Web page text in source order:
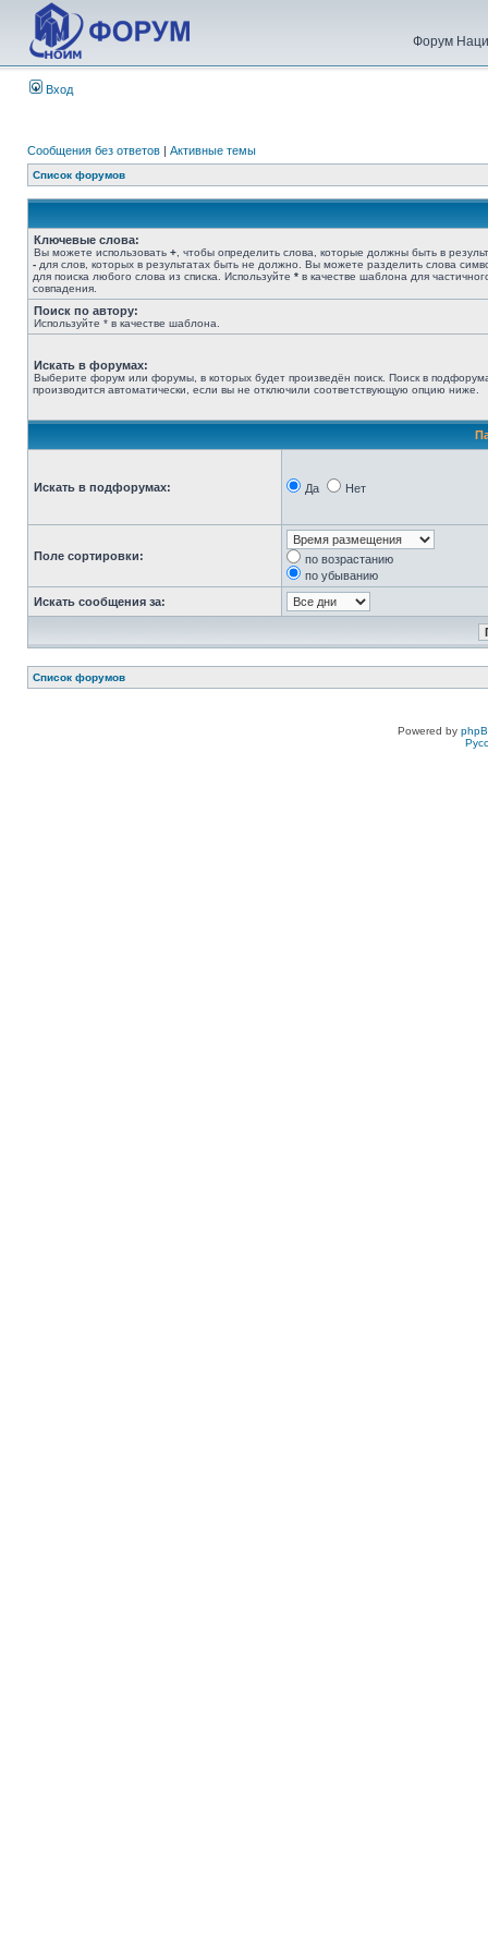
Форум
Вход
Сообщения без ответов | Активные темы
Список форумов
Ключевые слова:
Вы можете использовать + , чтобы определить слова, которые должны быть в
- для слов, которых в результатах быть не должно. Вы можете разделить слова
для поиска любого слова из списка. Используйте * в качестве шаблона для
совпадения.
Поиск по автору:
Используйте * в качестве шаблона.
Искать в форумах:
Выберите форум или форумы, в которых будет произведён поиск. Поиск в
производится автоматически, если вы не отключили соответствующую опцию ниже.
Искать в подфорумах: Да Нет
Поле сортировки:
по возрастанию
по убыванию
Искать сообщения за:
Список форумов
Powered by